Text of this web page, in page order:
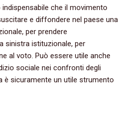
che il movimento
e diffondere nel paese una
per prendere
sinistra istituzionale, per
al voto. Può essere utile anche
sociale nei confronti degli
è sicuramente un utile strumento